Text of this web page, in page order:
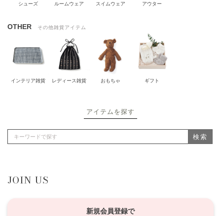
シューズ ルームウェア スイムウェア アウター
OTHER その他雑貨アイテム
インテリア雑貨 レディース雑貨 おもちゃ ギフト
アイテムを探す
検索
JOIN US
新規会員登録で